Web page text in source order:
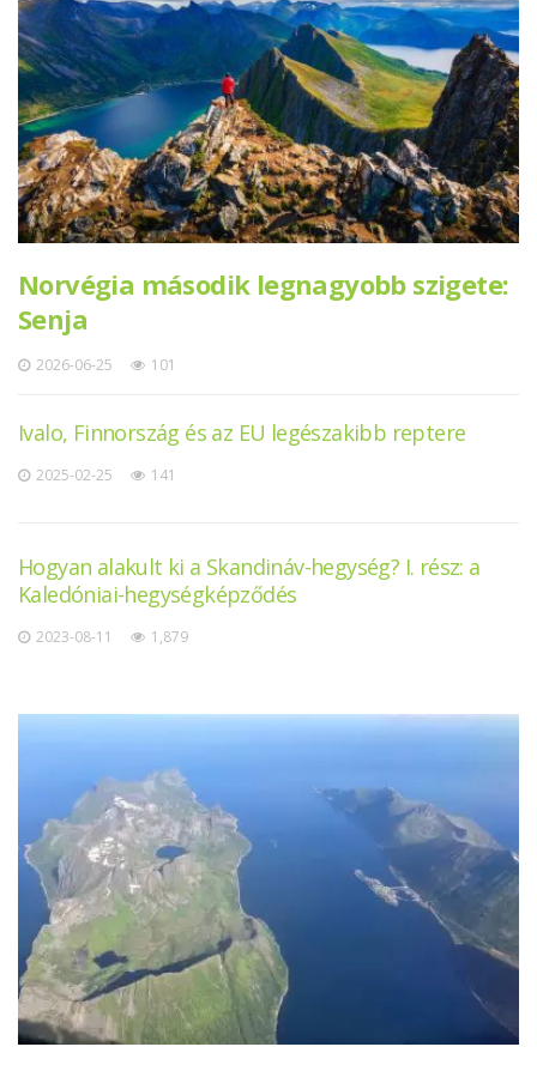
Norvégia második legnagyobb szigete:
Senja
2026-06-25 101
Ivalo, Finnország és az EU legészakibb reptere
2025-02-25 141
Hogyan alakult ki a Skandináv-hegység? I. rész: a
Kaledóniai-hegységképződés
2023-08-11 1,879